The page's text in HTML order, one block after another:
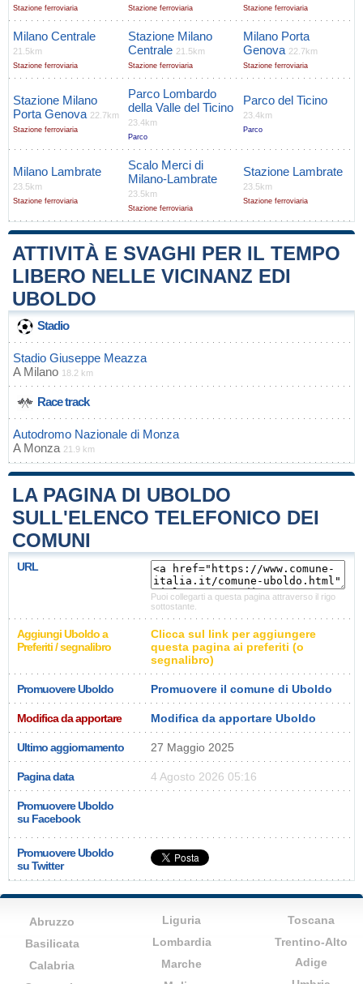
Stazione ferroviaria Stazione ferroviaria Stazione ferroviaria
Milano Centrale
21.5km
Stazione ferroviaria
Stazione Milano
Centrale 21.5km
Stazione ferroviaria
Milano Porta
Genova 22.7km
Stazione ferroviaria
Stazione Milano
Porta Genova 22.7km
Stazione ferroviaria
Parco Lombardo
della Valle del Ticino
23.4km
Parco
Parco del Ticino
23.4km
Parco
Milano Lambrate
23.5km
Stazione ferroviaria
Scalo Merci di
Milano-Lambrate
23.5km
Stazione ferroviaria
Stazione Lambrate
23.5km
Stazione ferroviaria
ATTIVITÀ E SVAGHI PER IL TEMPO
LIBERO NELLE VICINANZ EDI
UBOLDO
Stadio
Stadio Giuseppe Meazza
A Milano 18.2 km
Race track
Autodromo Nazionale di Monza
A Monza 21.9 km
LA PAGINA DI UBOLDO
SULL'ELENCO TELEFONICO DEI
COMUNI
URL
Puoi collegarti a questa pagina attraverso il rigo
sottostante.
Aggiungi Uboldo a
Preferiti / segnalibro
Clicca sul link per aggiungere
questa pagina ai preferiti (o
segnalibro)
Promuovere Uboldo Promuovere il comune di Uboldo
Modifica da apportare Modifica da apportare Uboldo
Ultimo aggiornamento 27 Maggio 2025
Pagina data 4 Agosto 2026 05:16
Promuovere Uboldo
su Facebook
Promuovere Uboldo
su Twitter
Abruzzo
Basilicata
Calabria
Liguria
Lombardia
Marche
Toscana
Trentino-Alto
Adige